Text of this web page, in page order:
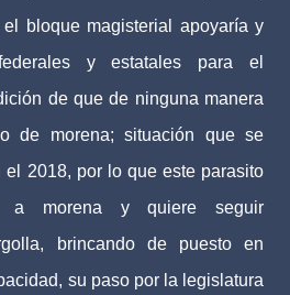
bloque magisterial apoyaría y
y estatales para el
de que de ninguna manera
de morena; situación que se
2018, por lo que este parasito
a morena y quiere seguir
brincando de puesto en
su paso por la legislatura